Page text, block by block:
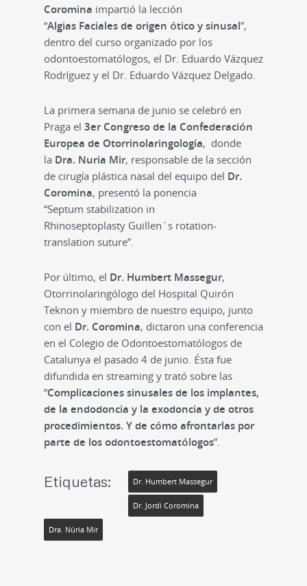
Coromina impartió la lección
“Algias Faciales de origen ótico y sinusal”,
dentro del curso organizado por los
odontoestomatólogos, el Dr. Eduardo Vázquez
Rodríguez y el Dr. Eduardo Vázquez Delgado.
La primera semana de junio se celebró en
Praga el 3er Congreso de la Confederación
Europea de Otorrinolaringología, donde
la Dra. Nuria Mir, responsable de la sección
de cirugía plástica nasal del equipo del Dr.
Coromina, presentó la ponencia
“Septum stabilization in
Rhinoseptoplasty Guillen´s rotation-
translation suture”.
Por último, el Dr. Humbert Massegur,
Otorrinolaringólogo del Hospital Quirón
Teknon y miembro de nuestro equipo, junto
con el Dr. Coromina, dictaron una conferencia
en el Colegio de Odontoestomatólogos de
Catalunya el pasado 4 de junio. Ésta fue
difundida en streaming y trató sobre las
“Complicaciones sinusales de los implantes,
de la endodoncia y la exodoncia y de otros
procedimientos. Y de cómo afrontarlas por
parte de los odontoestomatólogos”.
Etiquetas: Dr. Humbert Massegur
Dr. Jordi Coromina
Dra. Núria Mir